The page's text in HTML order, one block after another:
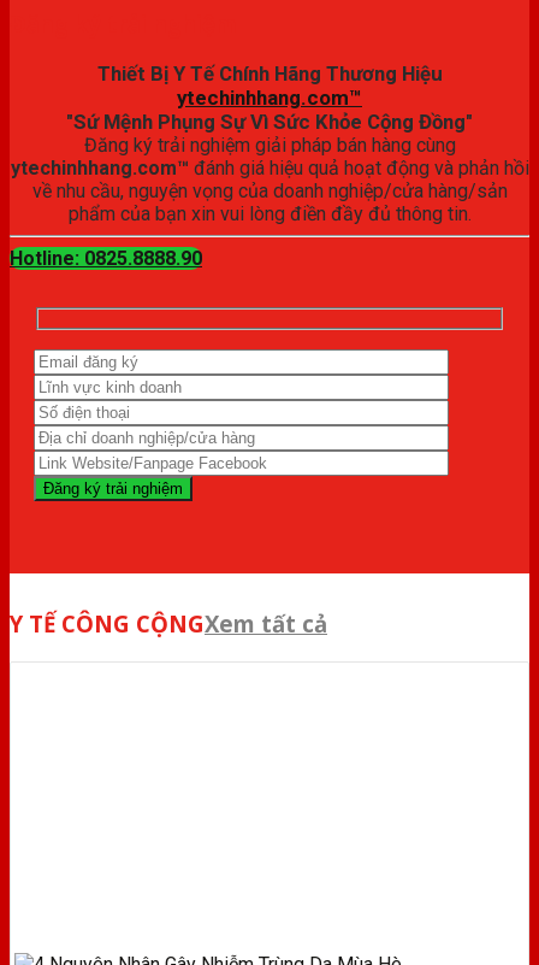
Thiết Bị Y Tế Chính Hãng Thương Hiệu
ytechinhhang.com™
"Sứ Mệnh Phụng Sự Vì Sức Khỏe Cộng Đồng"
Đăng ký trải nghiệm giải pháp bán hàng cùng
ytechinhhang.com™ đánh giá hiệu quả hoạt động và phản hồi
về nhu cầu, nguyện vọng của doanh nghiệp/cửa hàng/sản
phẩm của bạn xin vui lòng điền đầy đủ thông tin.
Hotline: 0825.8888.90
Y TẾ CÔNG CỘNGXem tất cả